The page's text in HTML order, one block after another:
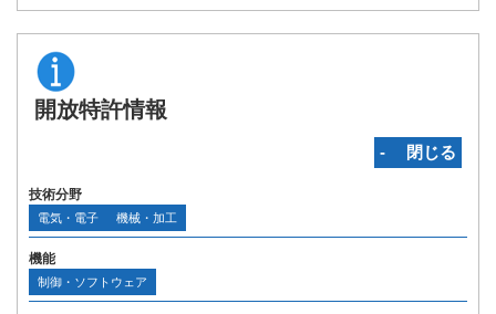
開放特許情報
‐ 閉じる
技術分野
電気・電子 機械・加工
機能
制御・ソフトウェア